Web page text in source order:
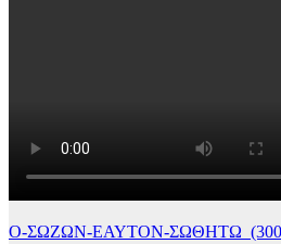
Ο-ΣΩΖΩΝ-ΕΑΥΤΟΝ-